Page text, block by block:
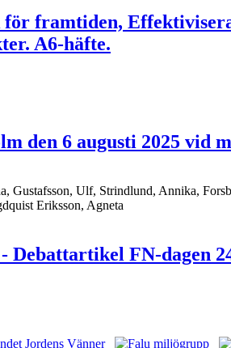
framtiden,
A6-häfte.
den 6 augusti 2025 vid
Gustafsson, Ulf, Strindlund, Annika,
Eriksson, Agneta
FN-dagen